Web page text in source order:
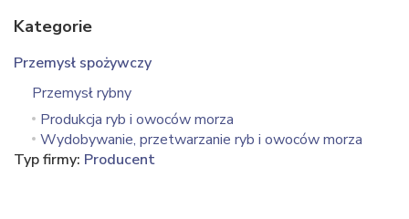
Kategorie
Przemysł spożywczy
Przemysł rybny
Produkcja ryb i owoców morza
Wydobywanie, przetwarzanie ryb i owoców morza
Typ firmy: Producent